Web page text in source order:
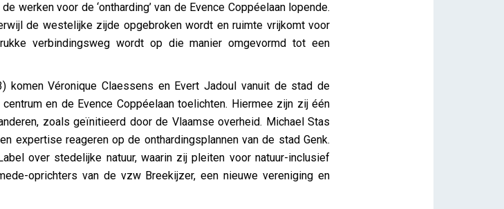
werken voor de ‘ontharding’ van de Evence Coppéelaan lopende.
de westelijke zijde opgebroken wordt en ruimte vrijkomt voor
verbindingsweg wordt op die manier omgevormd tot een
komen Véronique Claessens en Evert Jadoul vanuit de stad de
en de Evence Coppéelaan toelichten. Hiermee zijn zij één
zoals geïnitieerd door de Vlaamse overheid. Michael Stas
expertise reageren op de onthardingsplannen van de stad Genk.
over stedelijke natuur, waarin zij pleiten voor natuur-inclusief
oprichters van de vzw Breekijzer, een nieuwe vereniging en